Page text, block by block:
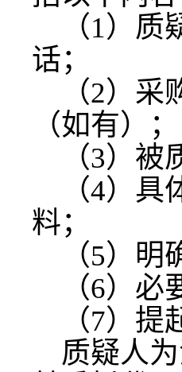
（1）质
话；
（2）采
（如有）；
（3）被
（4）具
料；
（5）明
（6）必
（7）提
质疑人